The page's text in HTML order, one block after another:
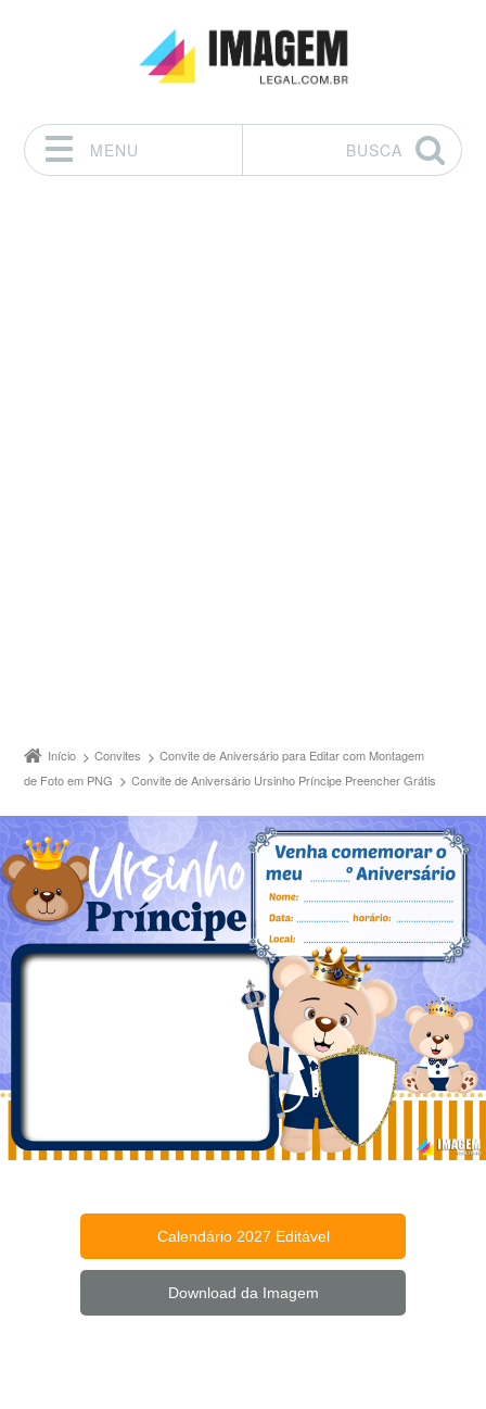
MENU
BUSCA
Início Convites
Convite de Aniversário para Editar com Montagem
de Foto em PNG
Convite de Aniversário Ursinho Príncipe Preencher Grátis
Calendário 2027 Editável
Download da Imagem